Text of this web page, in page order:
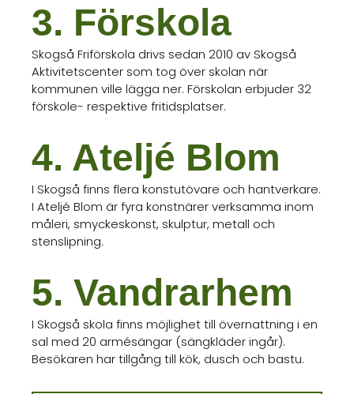
3. Förskola
Skogså Friförskola drivs sedan 2010 av Skogså
Aktivitetscenter som tog över skolan när
kommunen ville lägga ner. Förskolan erbjuder 32
förskole- respektive fritidsplatser.
4. Ateljé Blom
I Skogså finns flera konstutövare och hantverkare.
I Ateljé Blom är fyra konstnärer verksamma inom
måleri, smyckeskonst, skulptur, metall och
stenslipning.
5. Vandrarhem
I Skogså skola finns möjlighet till övernattning i en
sal med 20 armésängar (sängkläder ingår).
Besökaren har tillgång till kök, dusch och bastu.